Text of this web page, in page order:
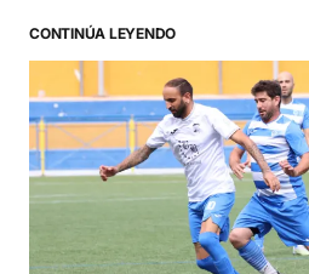
CONTINÚA LEYENDO